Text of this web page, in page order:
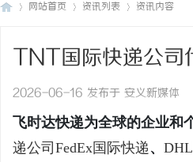
网站首页 资讯列表 资讯内容
TNT国际快递公司
货促销价格,TNT
2026-06-16 发布于 安义新媒体
飞时达快递为全球的企业和
递公司 FedEx国际快递 、